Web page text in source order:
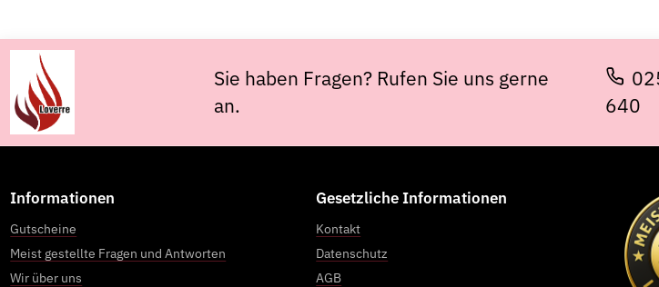
Sie haben Fragen? Rufen Sie uns gerne
an.
640
Informationen
Gutscheine
Meist gestellte Fragen und Antworten
Wir über uns
Gesetzliche Informationen
Kontakt
Datenschutz
AGB